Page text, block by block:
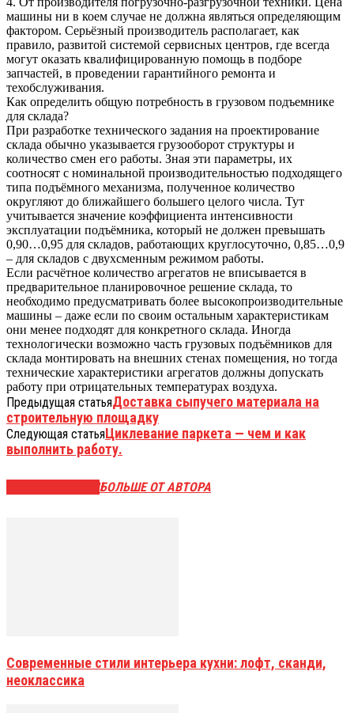
машины ни в коем случае не должна являться определяющим
фактором. Серьёзный производитель располагает, как
правило, развитой системой сервисных центров, где всегда
могут оказать квалифицированную помощь в подборе
запчастей, в проведении гарантийного ремонта и
техобслуживания.
Как определить общую потребность в грузовом подъемнике
для склада?
При разработке технического задания на проектирование
склада обычно указывается грузооборот структуры и
количество смен его работы. Зная эти параметры, их
соотносят с номинальной производительностью подходящего
типа подъёмного механизма, полученное количество
округляют до ближайшего большего целого числа. Тут
учитывается значение коэффициента интенсивности
эксплуатации подъёмника, который не должен превышать
0,90…0,95 для складов, работающих круглосуточно, 0,85…0,9
– для складов с двухсменным режимом работы.
Если расчётное количество агрегатов не вписывается в
предварительное планировочное решение склада, то
необходимо предусматривать более высокопроизводительные
машины – даже если по своим остальным характеристикам
они менее подходят для конкретного склада. Иногда
технологически возможно часть грузовых подъёмников для
склада монтировать на внешних стенах помещения, но тогда
технические характеристики агрегатов должны допускать
работу при отрицательных температурах воздуха.
Предыдущая статьяДоставка сыпучего материала на
строительную площадку
Следующая статьяЦиклевание паркета — чем и как
выполнить работу.
БОЛЬШЕ ОТ АВТОРА
Современные стили интерьера кухни: лофт, сканди,
неоклассика